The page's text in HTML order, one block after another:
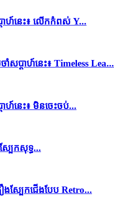
ាហ៍នេះ៖ លើកកំពស់ Y...
ាំសប្តាហ៍នេះ៖ Timeless Lea...
ាហ៍នេះ៖ មិនចេះចប់...
ែកសុទ្ធ...
ឿង​ស្បែក​ជើង​បែប​ Retro...